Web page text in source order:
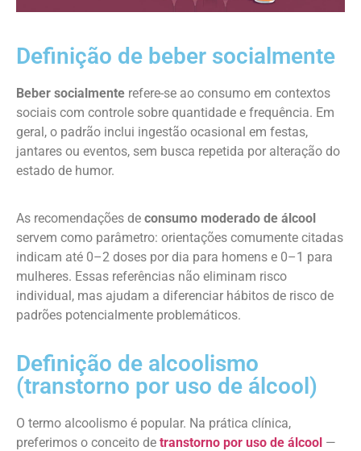
Definição de beber socialmente
Beber socialmente refere-se ao consumo em contextos
sociais com controle sobre quantidade e frequência. Em
geral, o padrão inclui ingestão ocasional em festas,
jantares ou eventos, sem busca repetida por alteração do
estado de humor.
As recomendações de consumo moderado de álcool
servem como parâmetro: orientações comumente citadas
indicam até 0–2 doses por dia para homens e 0–1 para
mulheres. Essas referências não eliminam risco
individual, mas ajudam a diferenciar hábitos de risco de
padrões potencialmente problemáticos.
Definição de alcoolismo
(transtorno por uso de álcool)
O termo alcoolismo é popular. Na prática clínica,
preferimos o conceito de transtorno por uso de álcool —